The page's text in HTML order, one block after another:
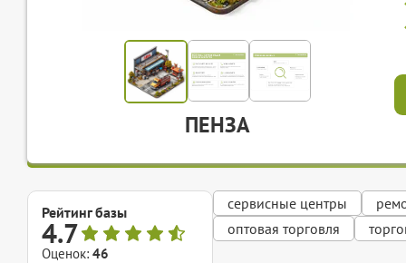
ПЕНЗА
Рейтинг базы
4.7
Оценок: 46
сервисные центры
оптовая торговля